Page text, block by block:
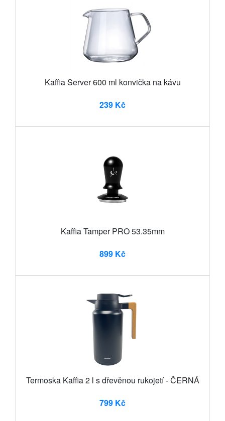
Kaffia Server 600 ml konvička na kávu
239 Kč
Kaffia Tamper PRO 53.35mm
899 Kč
Termoska Kaffia 2 l s dřevěnou rukojetí - ČERNÁ
799 Kč